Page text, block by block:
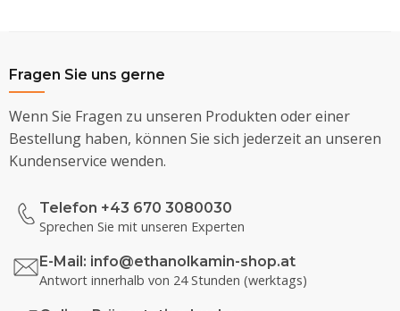
Fragen Sie uns gerne
Wenn Sie Fragen zu unseren Produkten oder einer
Bestellung haben, können Sie sich jederzeit an unseren
Kundenservice wenden.
Telefon +43 670 3080030
Sprechen Sie mit unseren Experten
E-Mail: info@ethanolkamin-shop.at
Antwort innerhalb von 24 Stunden (werktags)